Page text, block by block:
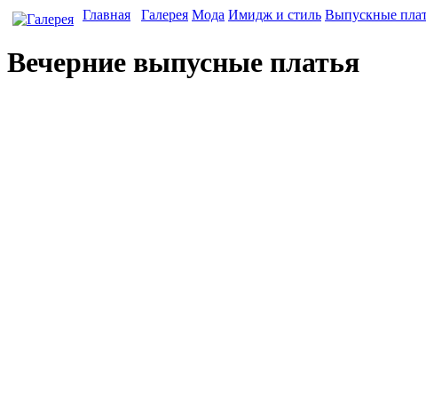
Главная Галерея Мода Имидж и стиль Выпускные
Вечерние выпусные платья